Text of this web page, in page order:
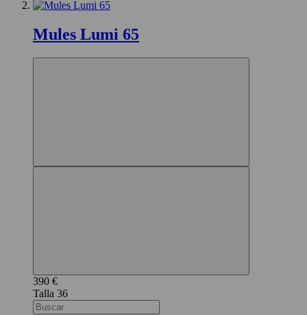
Mules Lumi 65
390 €
36